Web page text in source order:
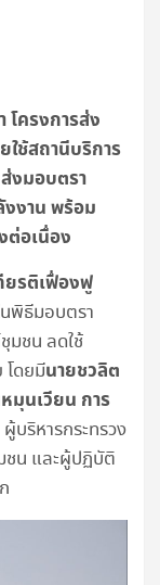
ครงการส่ง
ช้สถานีบริการ
งมอบตรา
งาน พร้อม
อเนื่อง
รติเฟื่องฟู
นพิธีมอบตรา
ชน ลดใช้
โดยมีนายชวลิต
มุนเวียน การ
ผู้บริหารกระทรวง
ชน และผู้ปฏิบัติ